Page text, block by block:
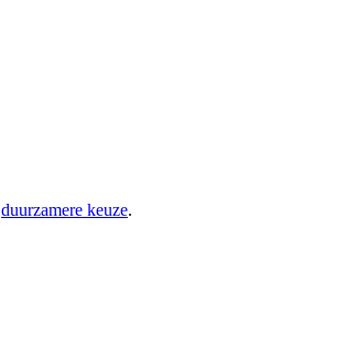
duurzamere keuze.